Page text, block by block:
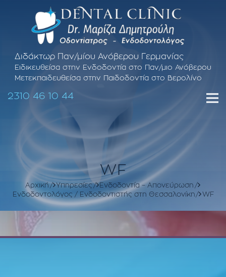
Διδάκτωρ Παν/μίου Ανόβερου Γερμανίας
Ειδικευθείσα στην Ενδοδοντία στο Παν/μιο Ανόβερου
Μετεκπαιδευθείσα στην Παιδοδοντία στο Βερολίνο
2310 46 10 44
WF
Αρχική Υπηρεσίες
Ενδοδοντία – Απονεύρωση
Ενδοδοντολόγος / Ενδοδοντιστής στη Θεσσαλονίκη
WF